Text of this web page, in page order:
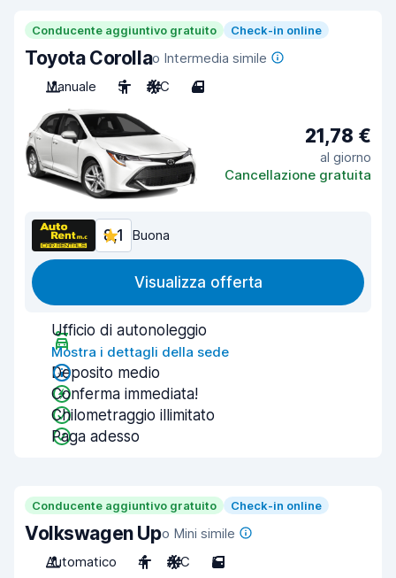
Conducente aggiuntivo gratuito Check-in online
Toyota Corollao Intermedia simile
Manuale
5 A/C 4
21,78 €
al giorno
Cancellazione gratuita
8,1 Buona
Visualizza offerta
Ufficio di autonoleggio
Mostra i dettagli della sede
Deposito medio
Conferma immediata!
Chilometraggio illimitato
Paga adesso
Conducente aggiuntivo gratuito Check-in online
Volkswagen Upo Mini simile
Automatico
4 A/C 5